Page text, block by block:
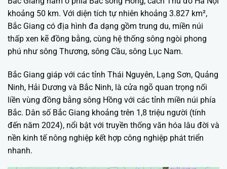
khoảng 50 km. Với diện tích tự nhiên khoảng 3.827 km²,
Bắc Giang có địa hình đa dạng gồm trung du, miền núi
thấp xen kẽ đồng bằng, cùng hệ thống sông ngòi phong
phú như sông Thương, sông Cầu, sông Lục Nam.
Bắc Giang giáp với các tỉnh Thái Nguyên, Lạng Sơn, Quảng
Ninh, Hải Dương và Bắc Ninh, là cửa ngõ quan trọng nối
liền vùng đồng bằng sông Hồng với các tỉnh miền núi phía
Bắc. Dân số Bắc Giang khoảng trên 1,8 triệu người (tính
đến năm 2024), nổi bật với truyền thống văn hóa lâu đời và
nền kinh tế nông nghiệp kết hợp công nghiệp phát triển
nhanh.